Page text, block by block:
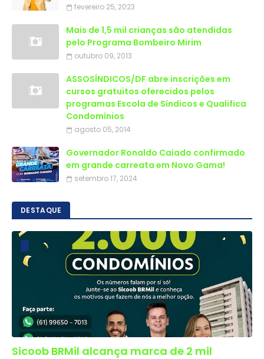
fevereiro 25, 2023
Mais de 1,5 mil crianças são atendidas
outubro 09, 2013
ASSOSÍNDICOS/DF abre inscrições em
cursos gratuitos oferecidos pelos
programas Escola de Síndicos e Qualifica
Condomínios
agosto 05, 2014
Governador Ronaldo Caiado confirmado
em grande carreata em Novo Gama!
setembro 17, 2024
DESTAQUE
Sicoob BRMil alcança marca de 2 mil